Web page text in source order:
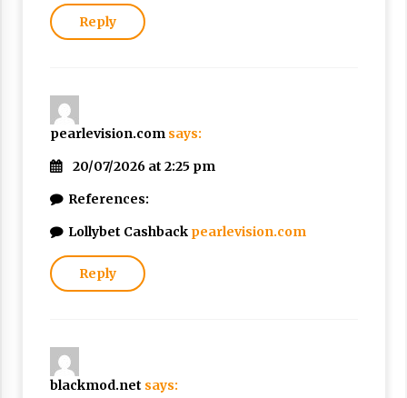
Reply
pearlevision.com says:
20/07/2026 at 2:25 pm
References:
Lollybet Cashback pearlevision.com
Reply
blackmod.net says: